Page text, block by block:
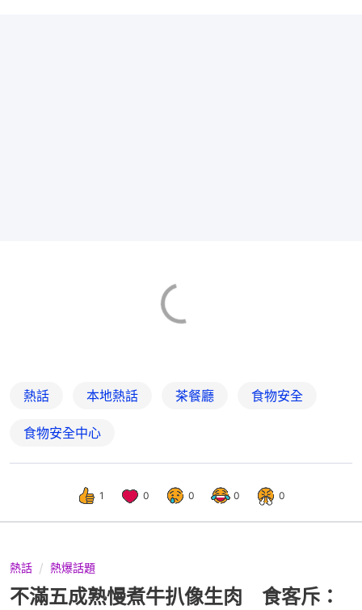
熱話 本地熱話 茶餐廳 食物安全
食物安全中心
1 0 0 0 0
熱話 熱爆話題
不滿五成熟慢煮牛扒像生肉 食客斥：